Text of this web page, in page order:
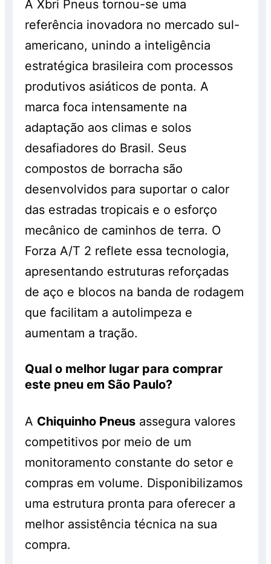
A Xbri Pneus tornou-se uma
referência inovadora no mercado sul-
americano, unindo a inteligência
estratégica brasileira com processos
produtivos asiáticos de ponta. A
marca foca intensamente na
adaptação aos climas e solos
desafiadores do Brasil. Seus
compostos de borracha são
desenvolvidos para suportar o calor
das estradas tropicais e o esforço
mecânico de caminhos de terra. O
Forza A/T 2 reflete essa tecnologia,
apresentando estruturas reforçadas
de aço e blocos na banda de rodagem
que facilitam a autolimpeza e
aumentam a tração.
Qual o melhor lugar para comprar
este pneu em São Paulo?
A Chiquinho Pneus assegura valores
competitivos por meio de um
monitoramento constante do setor e
compras em volume. Disponibilizamos
uma estrutura pronta para oferecer a
melhor assistência técnica na sua
compra.